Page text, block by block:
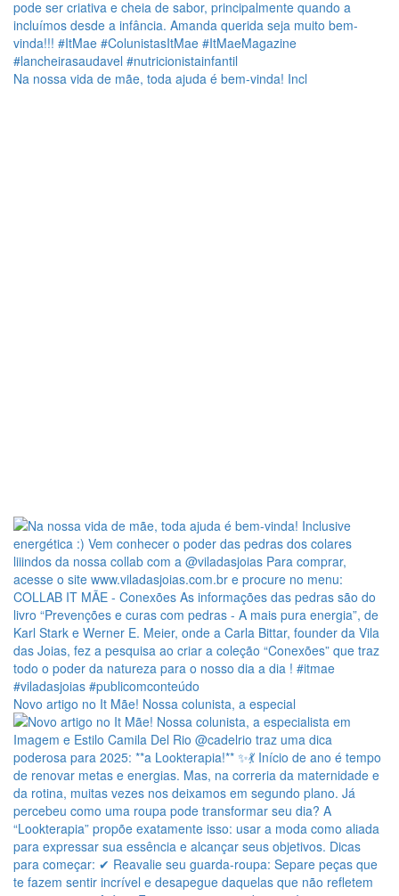
Na nossa vida de mãe, toda ajuda é bem-vinda! Incl
Novo artigo no It Mãe! Nossa colunista, a especial